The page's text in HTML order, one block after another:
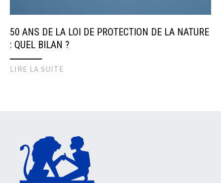
50 ANS DE LA LOI DE PROTECTION DE LA NATURE
: QUEL BILAN ?
LIRE LA SUITE